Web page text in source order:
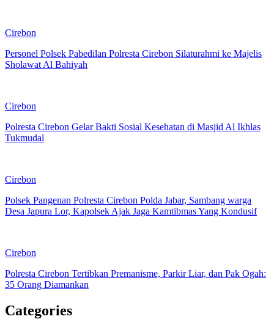
Cirebon
Personel Polsek Pabedilan Polresta Cirebon Silaturahmi ke Majelis
Sholawat Al Bahiyah
Cirebon
Polresta Cirebon Gelar Bakti Sosial Kesehatan di Masjid Al Ikhlas
Tukmudal
Cirebon
Polsek Pangenan Polresta Cirebon Polda Jabar, Sambang warga
Desa Japura Lor, Kapolsek Ajak Jaga Kamtibmas Yang Kondusif
Cirebon
Polresta Cirebon Tertibkan Premanisme, Parkir Liar, dan Pak Ogah:
35 Orang Diamankan
Categories